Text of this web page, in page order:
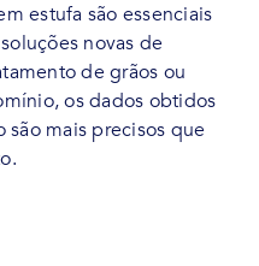
estufa são essenciais
novas de
de grãos ou
os dados obtidos
mais precisos que